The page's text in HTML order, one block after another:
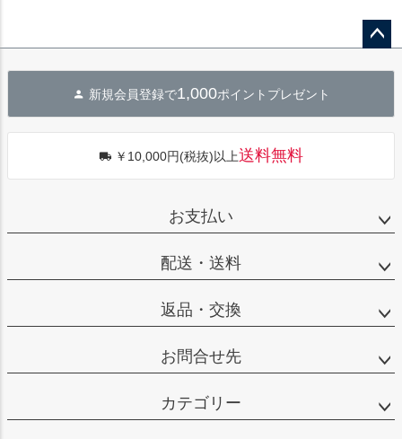
へ
新規会員登録で1,000ポイントプレゼント
￥10,000円(税抜)以上送料無料
お支払い
配送・送料
返品・交換
お問合せ先
カテゴリー